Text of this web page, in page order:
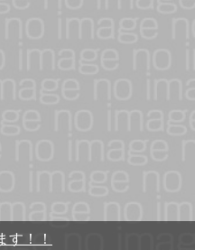
す！！